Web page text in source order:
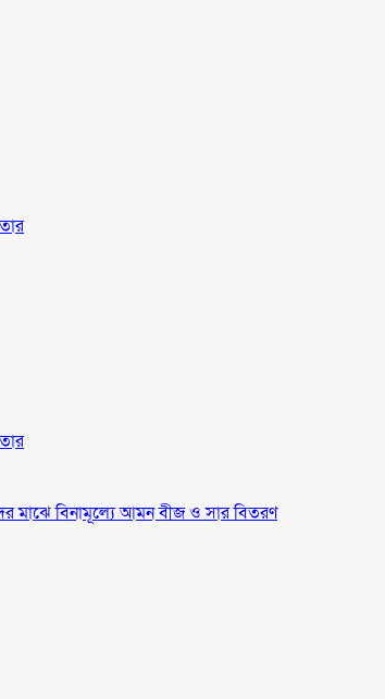
মাঝে বিনামূল্যে আমন বীজ ও সার বিতরণ